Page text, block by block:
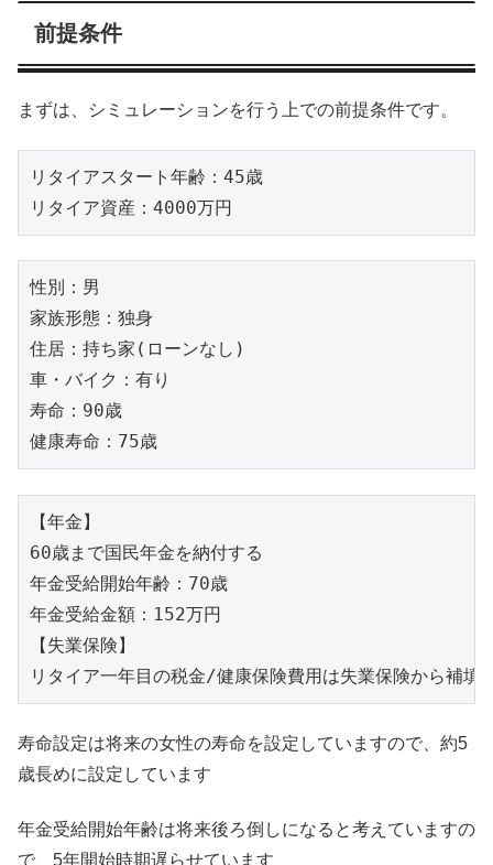
前提条件
まずは、シミュレーションを行う上での前提条件です。
リタイアスタート年齢：45歳
リタイア資産：4000万円
性別：男
家族形態：独身
住居：持ち家(ローンなし)
車・バイク：有り
寿命：90歳
健康寿命：75歳
【年金】
60歳まで国民年金を納付する
年金受給開始年齢：70歳
年金受給金額：152万円
【失業保険】
リタイア一年目の税金/健康保険費用は失業保険から補填
寿命設定は将来の女性の寿命を設定していますので、約5
歳長めに設定しています
年金受給開始年齢は将来後ろ倒しになると考えていますの
で、5年開始時期遅らせています